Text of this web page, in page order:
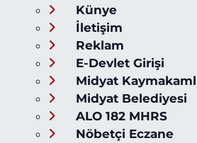
Künye
İletişim
Reklam
E-Devlet Girişi
Midyat
Midyat Belediyesi
ALO 182 MHRS
Nöbetçi Eczane